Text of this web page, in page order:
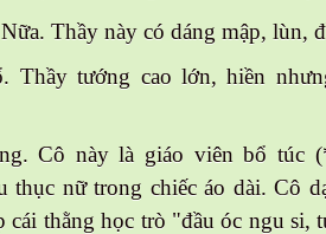
Thầy này có dáng mập, lùn,
Thầy tướng cao lớn, hiền
Cô này là giáo viên bổ túc
thục nữ trong chiếc áo dài. Cô
cái thằng học trò "đầu óc ngu si,